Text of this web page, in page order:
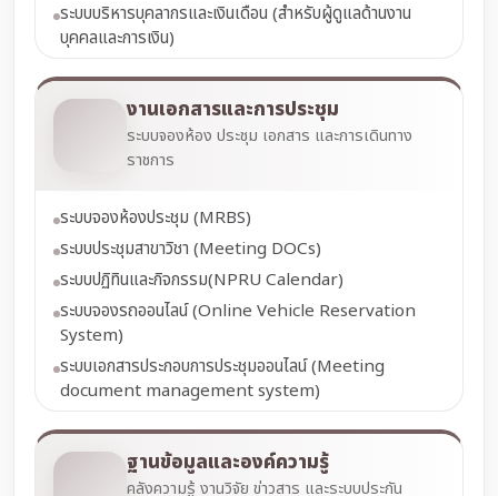
ระบบบริหารบุคลากรและเงินเดือน (สำหรับผู้ดูแลด้านงาน
บุคคลและการเงิน)
งานเอกสารและการประชุม
ระบบจองห้อง ประชุม เอกสาร และการเดินทาง
ราชการ
ระบบจองห้องประชุม (MRBS)
ระบบประชุมสาขาวิชา (Meeting DOCs)
ระบบปฏิทินและกิจกรรม(NPRU Calendar)
ระบบจองรถออนไลน์ (Online Vehicle Reservation
System)
ระบบเอกสารประกอบการประชุมออนไลน์ (Meeting
document management system)
ฐานข้อมูลและองค์ความรู้
คลังความรู้ งานวิจัย ข่าวสาร และระบบประกัน